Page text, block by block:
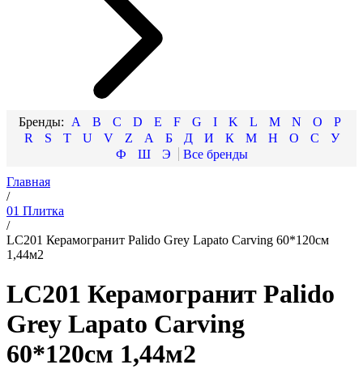
A B C D E F G I K L M N O
P
R
S T U V Z А Б Д И К М Н О С
У
Ф
Ш
Э
Главная
/
01 Плитка
/
LC201 Керамогранит Palido Grey Lapato Carving 60*120см
1,44м2
LC201 Керамогранит Palido
Grey Lapato Carving
60*120см 1,44м2